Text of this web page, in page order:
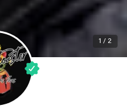
1 / 2